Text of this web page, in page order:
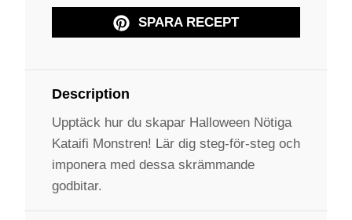
SPARA RECEPT
Description
Upptäck hur du skapar Halloween Nötiga
Kataifi Monstren! Lär dig steg-för-steg och
imponera med dessa skrämmande
godbitar.